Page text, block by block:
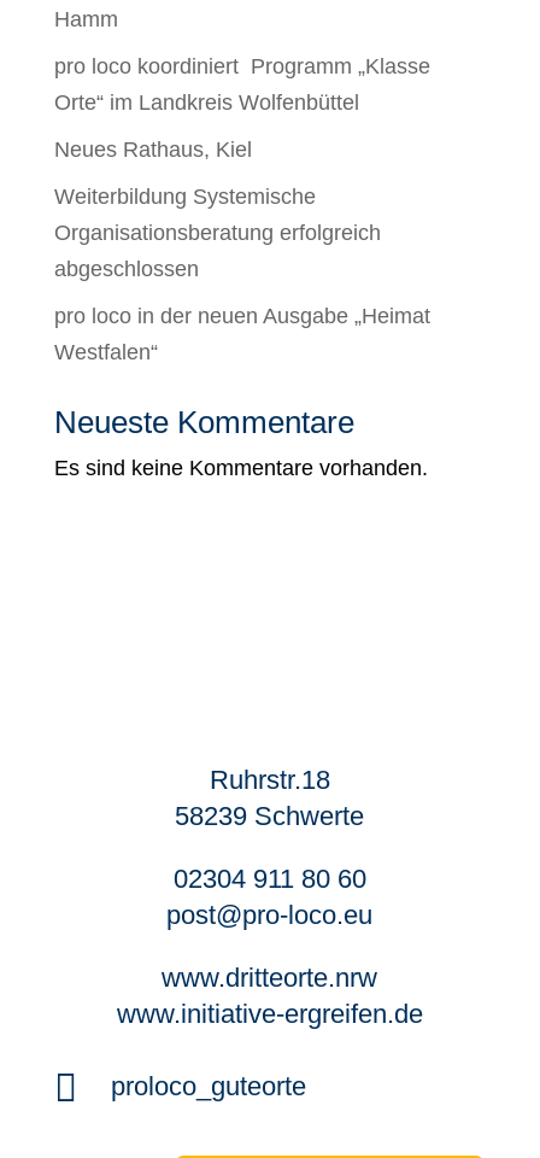
Hamm
pro loco koordiniert Programm „Klasse
Orte“ im Landkreis Wolfenbüttel
Neues Rathaus, Kiel
Weiterbildung Systemische
Organisationsberatung erfolgreich
abgeschlossen
pro loco in der neuen Ausgabe „Heimat
Westfalen“
Neueste Kommentare
Es sind keine Kommentare vorhanden.
Ruhrstr.18
58239 Schwerte
02304 911 80 60
post@pro-loco.eu
www.dritteorte.nrw
www.initiative-ergreifen.de
 proloco_guteorte